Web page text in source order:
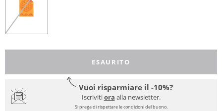
ESAURITO
Vuoi risparmiare il -10%?
Iscrivitiora alla newsletter.
Si prega di rispettare le condizioni del buono.